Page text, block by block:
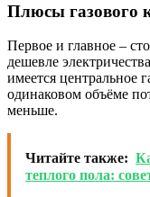
Плюсы газового
Первое и главное –
дешевле
имеется центральное
одинаковом объёме
меньше.
Читайте также:
теплого пола: